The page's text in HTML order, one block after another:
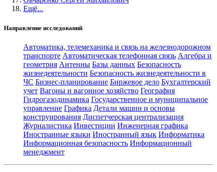
Ещё...
Направление исследований
Автоматика, телемеханика и связь на железнодорожном
транспорте Автоматическая телефонная связь Алгебра и
геометрия Антенны Базы данных Безопасность
жизнедеятельности Безопасность жизнедеятельности в
ЧС Бизнес-планирование Биржевое дело Бухгалтерский
учет Вагоны и вагонное хозяйство География
Гидрогазодинамика Государственное и муниципальное
управление Графика Детали машин и основы
конструирования Диспетчерская централизация
Журналистика Инвестиции Инженерная графика
Иностранные языки Иностранный язык Информатика
Информационная безопасность Информационный
менеджмент